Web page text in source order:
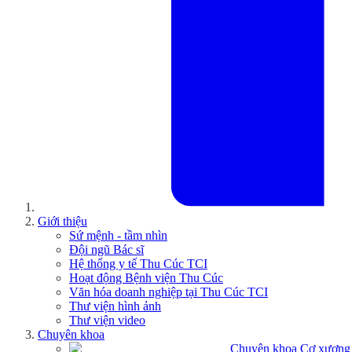
Giới thiệu
Sứ mệnh - tầm nhìn
Đội ngũ Bác sĩ
Hệ thống y tế Thu Cúc TCI
Hoạt động Bệnh viện Thu Cúc
Văn hóa doanh nghiệp tại Thu Cúc TCI
Thư viện hình ảnh
Thư viện video
Chuyên khoa
Chuyên khoa Cơ